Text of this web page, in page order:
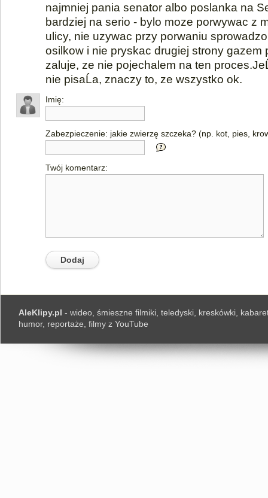
najmniej pania senator albo poslanka na
bardziej na serio - bylo moze porwywac z
ulicy, nie uzywac przy porwaniu
osilkow i nie pryskac drugiej strony gazem
zaluje, ze nie pojechalem na ten
nie pisaĹa, znaczy to, ze wszystko ok.
Imię:
Zabezpieczenie: jakie zwierzę szczeka? (np. kot, pies,
Twój komentarz:
AleKlipy.pl - wideo, śmieszne filmiki, teledyski, kreskówki,
humor, reportaże, filmy z YouTube